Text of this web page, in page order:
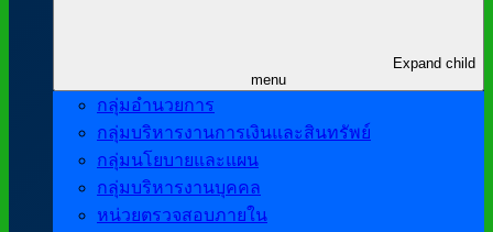
Expand child
menu
กลุ่มอำนวยการ
กลุ่มบริหารงานการเงินและสินทรัพย์
กลุ่มนโยบายและแผน
กลุ่มบริหารงานบุคคล
หน่วยตรวจสอบภายใน